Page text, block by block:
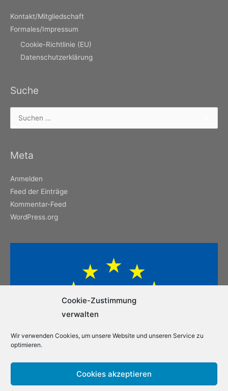
Cookie-Zustimmung
verwalten
Wir verwenden Cookies, um unsere Website und unseren Service zu
optimieren.
Cookies akzeptieren
Kontakt/Mitgliedschaft
Formales/Impressum
Cookie-Richtlinie (EU)
Datenschutzerklärung
Suche
Meta
Anmelden
Feed der Einträge
Kommentar-Feed
WordPress.org